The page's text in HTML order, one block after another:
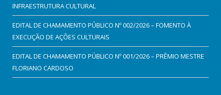
INFRAESTRUTURA CULTURAL
EDITAL DE CHAMAMENTO PÚBLICO Nº 002/2026 – FOMENTO À
EXECUÇÃO DE AÇÕES CULTURAIS
EDITAL DE CHAMAMENTO PÚBLICO Nº 001/2026 – PRÊMIO MESTRE
FLORIANO CARDOSO